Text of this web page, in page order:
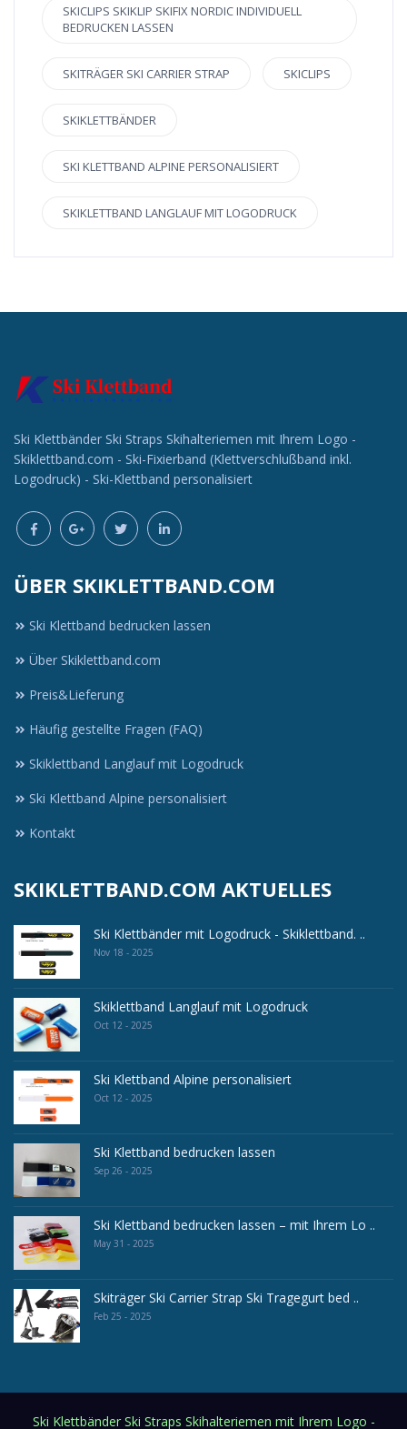
SKICLIPS SKIKLIP SKIFIX NORDIC INDIVIDUELL
BEDRUCKEN LASSEN
SKITRÄGER SKI CARRIER STRAP SKICLIPS
SKIKLETTBÄNDER
SKI KLETTBAND ALPINE PERSONALISIERT
SKIKLETTBAND LANGLAUF MIT LOGODRUCK
Ski Klettbänder Ski Straps Skihalteriemen mit Ihrem Logo -
Skiklettband.com - Ski-Fixierband (Klettverschlußband inkl.
Logodruck) - Ski-Klettband personalisiert
ÜBER SKIKLETTBAND.COM
Ski Klettband bedrucken lassen
Über Skiklettband.com
Preis&Lieferung
Häufig gestellte Fragen (FAQ)
Skiklettband Langlauf mit Logodruck
Ski Klettband Alpine personalisiert
Kontakt
SKIKLETTBAND.COM AKTUELLES
Ski Klettbänder mit Logodruck - Skiklettband. ..
Nov 18 - 2025
Skiklettband Langlauf mit Logodruck
Oct 12 - 2025
Ski Klettband Alpine personalisiert
Oct 12 - 2025
Ski Klettband bedrucken lassen
Sep 26 - 2025
Ski Klettband bedrucken lassen – mit Ihrem Lo ..
May 31 - 2025
Skiträger Ski Carrier Strap Ski Tragegurt bed ..
Feb 25 - 2025
Ski Klettbänder Ski Straps Skihalteriemen mit Ihrem Logo -